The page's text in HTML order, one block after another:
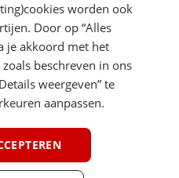
worden ook
Door op “Alles
je akkoord met het
beschreven in ons
weergeven” te
aanpassen.